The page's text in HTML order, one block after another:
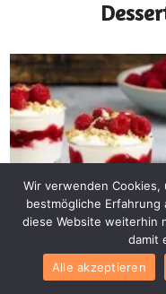
Wir verwenden
bestmögliche Erfahrung
diese Website weiterhin
damit
Alle akzeptieren